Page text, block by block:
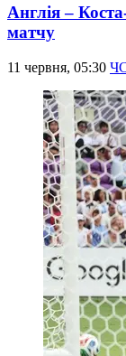
Англія –
матчу
11 червня, 05:30